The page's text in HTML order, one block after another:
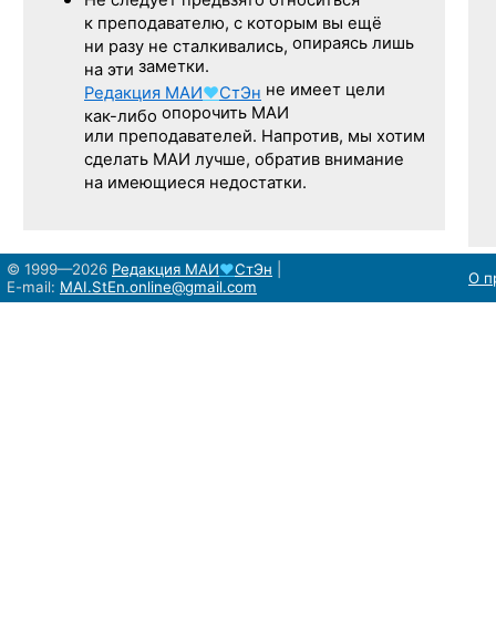
к преподавателю, с которым вы ещё
ни разу не сталкивались, опираясь лишь
на эти заметки.
Редакция МАИ♥СтЭн не имеет цели
как-либо опорочить МАИ
или преподавателей. Напротив, мы хотим
сделать МАИ лучше, обратив внимание
на имеющиеся недостатки.
© 1999—2026 Редакция МАИ♥СтЭн
E-mail: MAI.StEn.online@gmail.com О